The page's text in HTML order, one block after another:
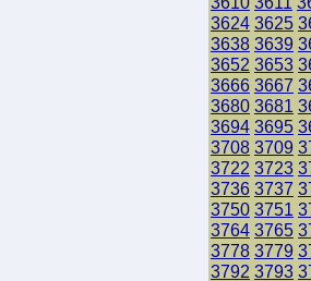
3624 3625
3638 3639
3652 3653
3666 3667
3680 3681
3694 3695
3708 3709
3722 3723
3736 3737
3750 3751
3764 3765
3778 3779
3792 3793